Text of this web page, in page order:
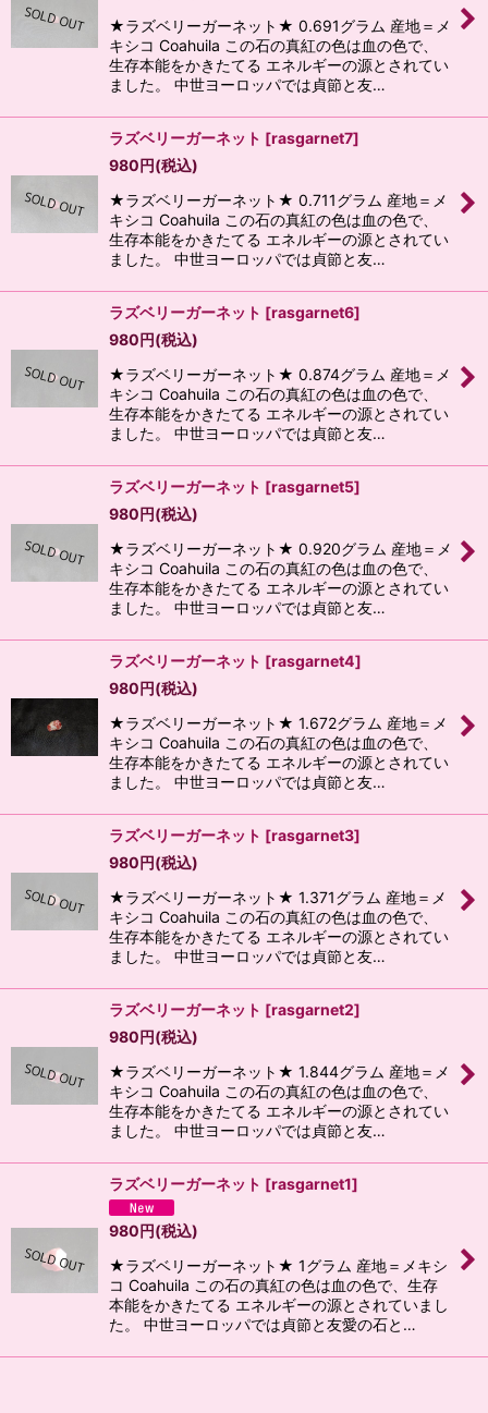
★ラズベリーガーネット★ 0.691グラム 産地＝メ
キシコ Coahuila この石の真紅の色は血の色で、
生存本能をかきたてる エネルギーの源とされてい
ました。 中世ヨーロッパでは貞節と友…
ラズベリーガーネット [rasgarnet7]
980円(税込)
★ラズベリーガーネット★ 0.711グラム 産地＝メ
キシコ Coahuila この石の真紅の色は血の色で、
生存本能をかきたてる エネルギーの源とされてい
ました。 中世ヨーロッパでは貞節と友…
ラズベリーガーネット [rasgarnet6]
980円(税込)
★ラズベリーガーネット★ 0.874グラム 産地＝メ
キシコ Coahuila この石の真紅の色は血の色で、
生存本能をかきたてる エネルギーの源とされてい
ました。 中世ヨーロッパでは貞節と友…
ラズベリーガーネット [rasgarnet5]
980円(税込)
★ラズベリーガーネット★ 0.920グラム 産地＝メ
キシコ Coahuila この石の真紅の色は血の色で、
生存本能をかきたてる エネルギーの源とされてい
ました。 中世ヨーロッパでは貞節と友…
ラズベリーガーネット [rasgarnet4]
980円(税込)
★ラズベリーガーネット★ 1.672グラム 産地＝メ
キシコ Coahuila この石の真紅の色は血の色で、
生存本能をかきたてる エネルギーの源とされてい
ました。 中世ヨーロッパでは貞節と友…
ラズベリーガーネット [rasgarnet3]
980円(税込)
★ラズベリーガーネット★ 1.371グラム 産地＝メ
キシコ Coahuila この石の真紅の色は血の色で、
生存本能をかきたてる エネルギーの源とされてい
ました。 中世ヨーロッパでは貞節と友…
ラズベリーガーネット [rasgarnet2]
980円(税込)
★ラズベリーガーネット★ 1.844グラム 産地＝メ
キシコ Coahuila この石の真紅の色は血の色で、
生存本能をかきたてる エネルギーの源とされてい
ました。 中世ヨーロッパでは貞節と友…
ラズベリーガーネット [rasgarnet1]
980円(税込)
★ラズベリーガーネット★ 1グラム 産地＝メキシ
コ Coahuila この石の真紅の色は血の色で、生存
本能をかきたてる エネルギーの源とされていまし
た。 中世ヨーロッパでは貞節と友愛の石と…